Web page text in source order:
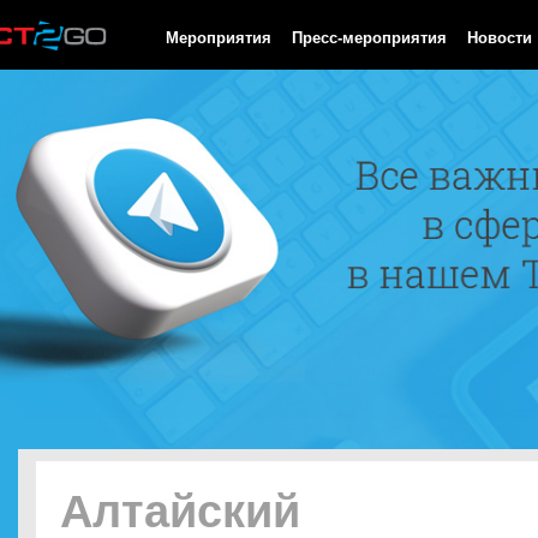
Мероприятия Пресс-мероприятия Новости
Алтайский